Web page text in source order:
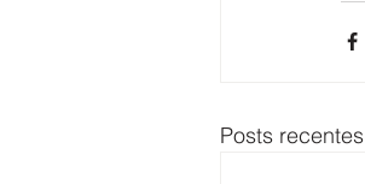
Posts recentes